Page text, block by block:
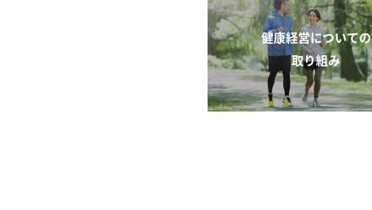
健康経営についての
取り組み